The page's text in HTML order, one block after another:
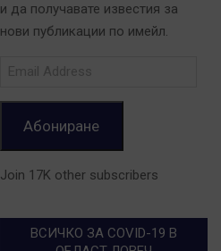
и да получавате известия за
нови публикации по имейл.
Абониране
Join 17K other subscribers
ВСИЧКО ЗА COVID-19 В